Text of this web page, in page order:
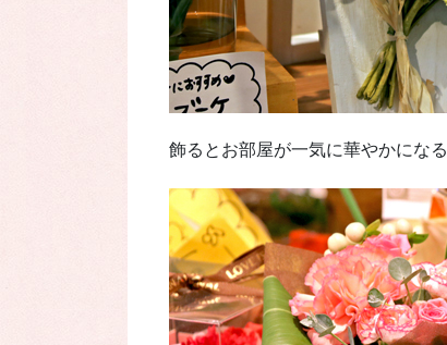
飾るとお部屋が一気に華やかになる